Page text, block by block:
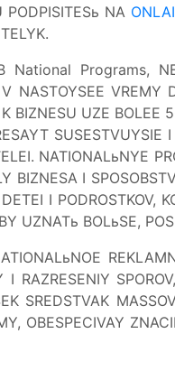
PODPISITESь NA
National Programs,
NASTOYSEE
BIZNESU UZE
NATIONALьNYE
BIZNESA I
I PODROSTKOV,
UZNATь BOLьSE,
I RAZRESENIY
SREDSTVAK
OBESPECIVAY